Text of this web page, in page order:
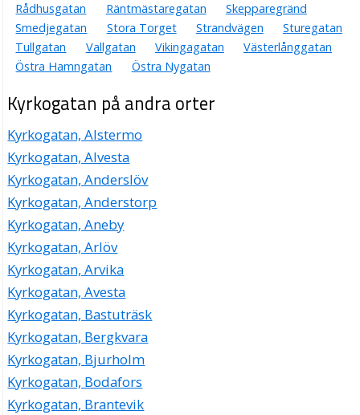
Rådhusgatan
Räntmästaregatan
Skepparegränd
Smedjegatan
Stora Torget Strandvägen
Sturegatan
Tullgatan
Vallgatan Vikingagatan
Västerlånggatan
Östra Hamngatan
Östra Nygatan
Kyrkogatan på andra orter
Kyrkogatan, Alstermo
Kyrkogatan, Alvesta
Kyrkogatan, Anderslöv
Kyrkogatan, Anderstorp
Kyrkogatan, Aneby
Kyrkogatan, Arlöv
Kyrkogatan, Arvika
Kyrkogatan, Avesta
Kyrkogatan, Bastuträsk
Kyrkogatan, Bergkvara
Kyrkogatan, Bjurholm
Kyrkogatan, Bodafors
Kyrkogatan, Brantevik